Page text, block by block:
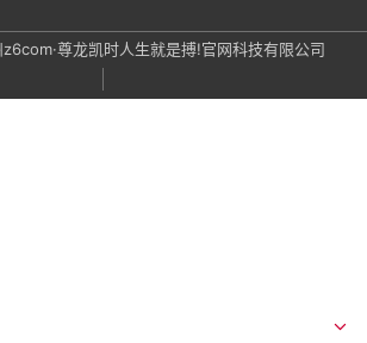
尊龙凯时人生就是搏!官网科技有限公司